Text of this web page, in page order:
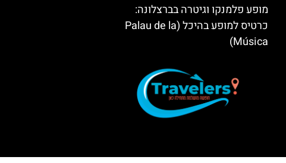
מופע פלמנקו וגיטרה בברצלונה:
כרטיס למופע בהיכל (Palau de la
Música)